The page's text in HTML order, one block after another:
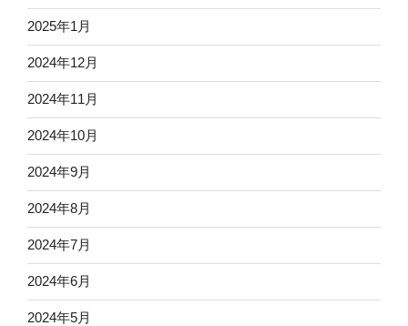
2025年1月
2024年12月
2024年11月
2024年10月
2024年9月
2024年8月
2024年7月
2024年6月
2024年5月